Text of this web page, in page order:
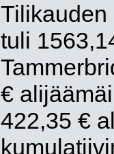
tuli
€
422,35 €